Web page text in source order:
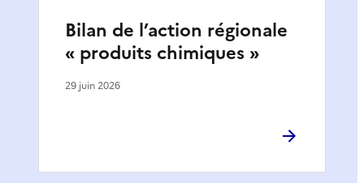
Bilan de l’action régionale
« produits chimiques »
29 juin 2026